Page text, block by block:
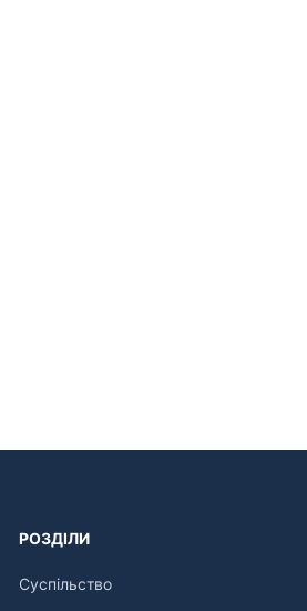
РОЗДІЛИ
Суспільство